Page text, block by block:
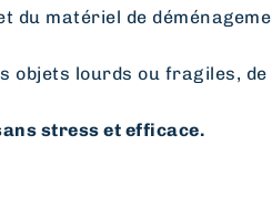
du matériel de
lourds ou fragiles, de
stress et efficace.